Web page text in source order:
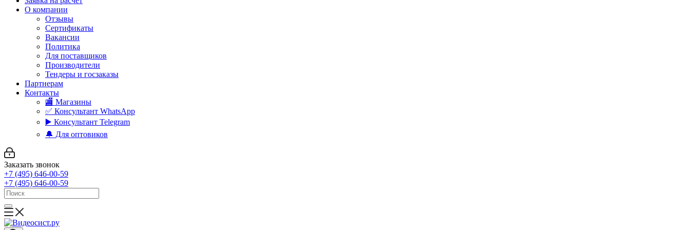
О компании
Отзывы
Сертификаты
Вакансии
Политика
Для поставщиков
Производители
Тендеры и госзаказы
Партнерам
Контакты
🏬 Магазины
✅️ Консультант WhatsApp
▶️ Консультант Telegram
🔔 Для оптовиков
Заказать звонок
+7 (495) 646-00-59
+7 (495) 646-00-59